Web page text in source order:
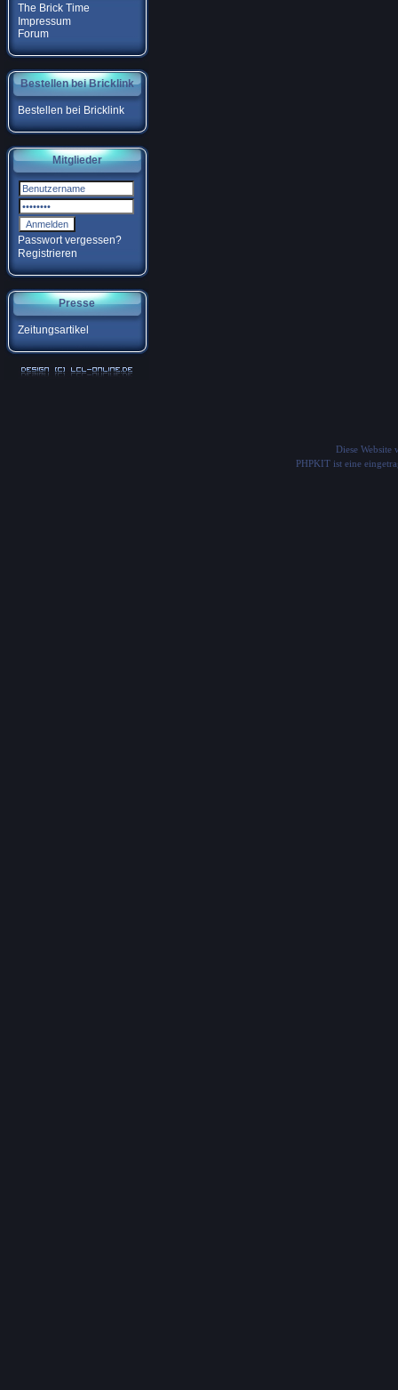
The Brick Time
Impressum
Forum
Bestellen bei Bricklink
Bestellen bei Bricklink
Mitglieder
Passwort vergessen?
Registrieren
Presse
Zeitungsartikel
Diese Website
PHPKIT ist eine